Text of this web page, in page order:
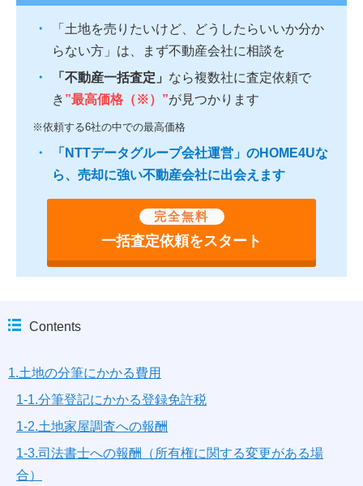
「土地を売りたいけど、どうしたらいいか分か
らない方」は、まず不動産会社に相談を
「不動産一括査定」 なら複数社に査定依頼で
き ”最高価格（※）”が見つかります
※依頼する6社の中での最高価格
「NTTデータグループ会社運営」のHOME4Uな
ら、売却に強い不動産会社に出会えます
完全無料
一括査定依頼をスタート
Contents
1.土地の分筆にかかる費用
1-1.分筆登記にかかる登録免許税
1-2.土地家屋調査への報酬
1-3.司法書士への報酬（所有権に関する変更がある場
合）